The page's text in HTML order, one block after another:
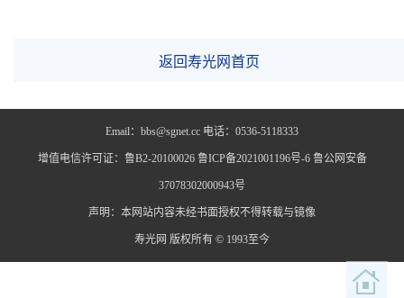
返回寿光网首页
Email：bbs@sgnet.cc 电话：0536-5118333
增值电信许可证：鲁B2-20100026 鲁ICP备2021001196号-6 鲁公网安备
37078302000943号
声明：本网站内容未经书面授权不得转载与镜像
寿光网 版权所有 © 1993至今